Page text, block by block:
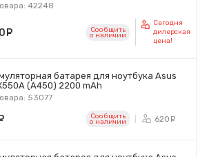
42248
Сообщить
o наличии
Сегодня
дилерская
цена!
батарея для ноутбука Asus
(A450) 2200 mAh
53077
Сообщить
o наличии 620